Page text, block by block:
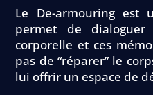
Le De-armouring est
permet de dialoguer
corporelle et ces
pas de “réparer” le
lui offrir un espace de